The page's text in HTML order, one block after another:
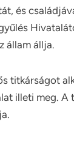
és
állam állja.
titkárságot
illeti meg.